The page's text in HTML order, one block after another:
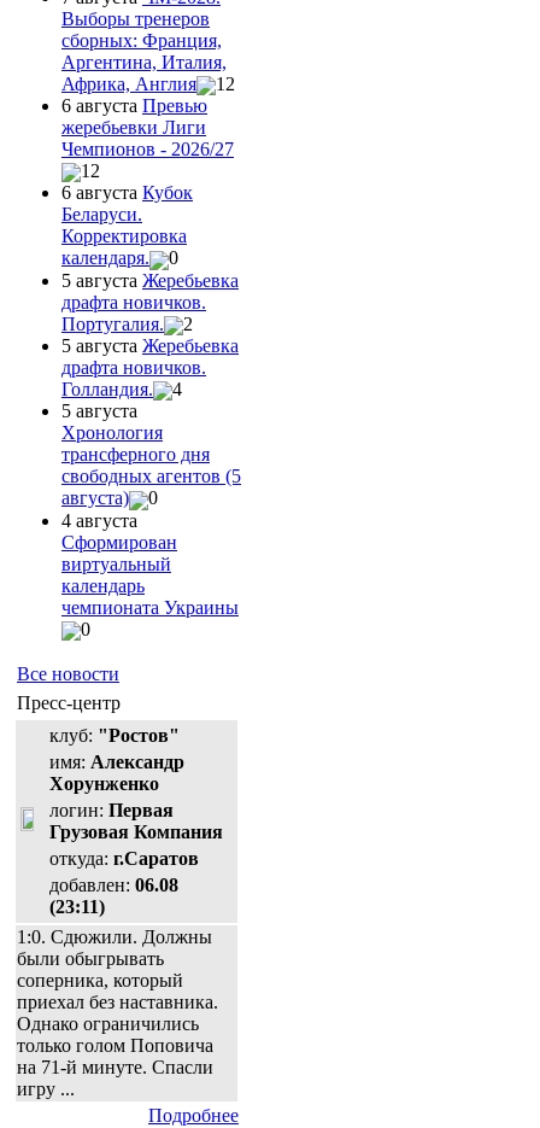
Выборы тренеров
сборных: Франция,
Аргентина, Италия,
Африка, Англия
12
6 августа Превью
жеребьевки Лиги
Чемпионов - 2026/27
12
6 августа Кубок
Беларуси.
Корректировка
календаря.
0
5 августа Жеребьевка
драфта новичков.
Португалия.
2
5 августа Жеребьевка
драфта новичков.
Голландия.
4
5 августа
Хронология
трансферного дня
свободных агентов (5
августа)
0
4 августа
Сформирован
виртуальный
календарь
чемпионата Украины
0
Все новости
Пресс-центр
клуб: "Ростов"
имя: Александр
Хорунженко
логин: Первая
Грузовая Компания
откуда: г.Саратов
добавлен: 06.08
(23:11)
1:0. Сдюжили. Должны
были обыгрывать
соперника, который
приехал без наставника.
Однако ограничились
только голом Поповича
на 71-й минуте. Спасли
игру ...
Подробнее